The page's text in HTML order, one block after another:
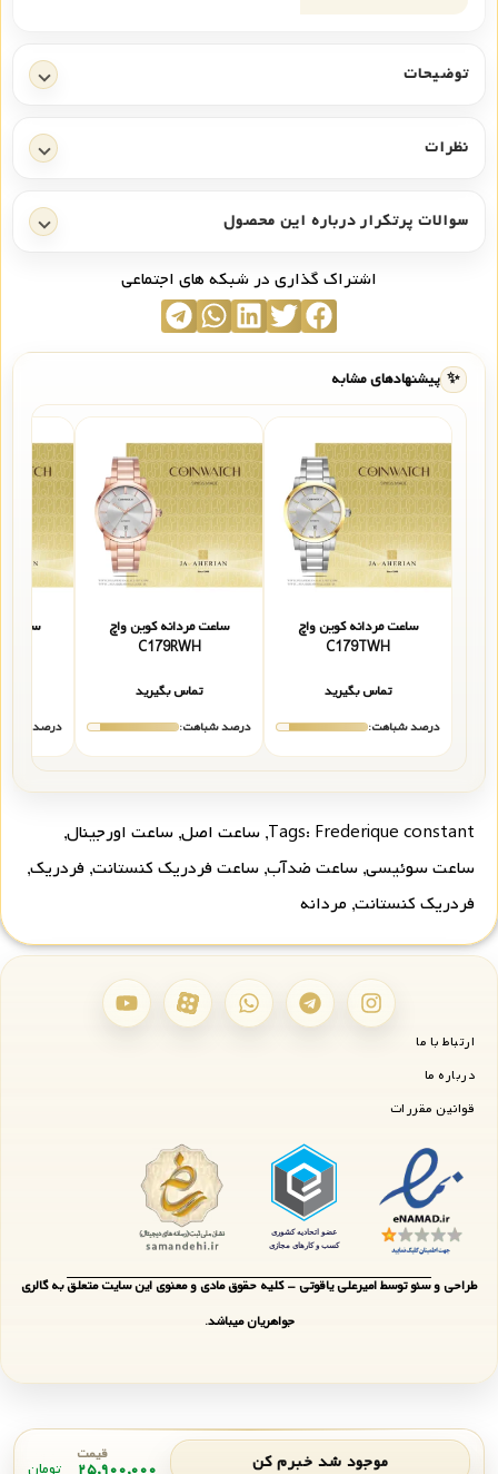
موجود شد خبرم کن قیمت
۲۵,۹۰۰,۰۰۰ تومان
توضیحات
نظرات
سوالات پرتکرار درباره این محصول
اشتراک گذاری در شبکه های اجتماعی
✨ پیشنهادهای مشابه
ساعت مردانه کوین واچ
C179TWH
تماس بگیرید
درصد شباهت:
ساعت مردانه کوین واچ
C179RWH
تماس بگیرید
درصد شباهت:
ساعت
درصد
Tags: Frederique constant
, ساعت اصل, ساعت اورجینال,
ساعت سوئیسی, ساعت ضدآب, ساعت فردریک کنستانت, فردریک,
فردریک کنستانت, مردانه
ارتباط با ما
درباره ما
قوانین مقررات
طراحی و سئو توسط امیرعلی یاقوتی - کلیه حقوق مادی و معنوی این سایت متعلق به گالری
جواهریان میباشد.